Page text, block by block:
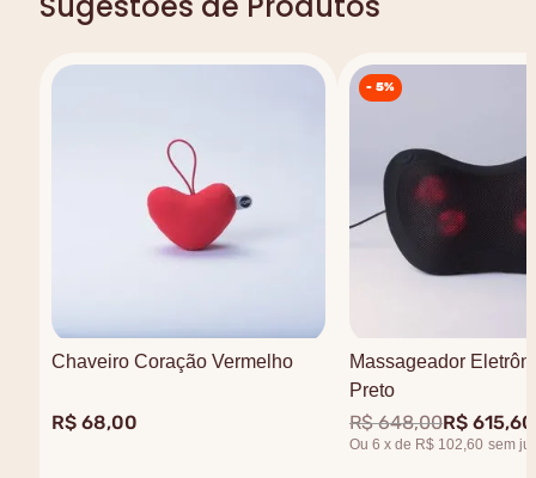
Chaveiro Coração Vermelho
R$ 68,00
- 5%
Massageador
Preto
R$ 648,00R$ 615,60
Ou 6 x de R$ 102,60 sem